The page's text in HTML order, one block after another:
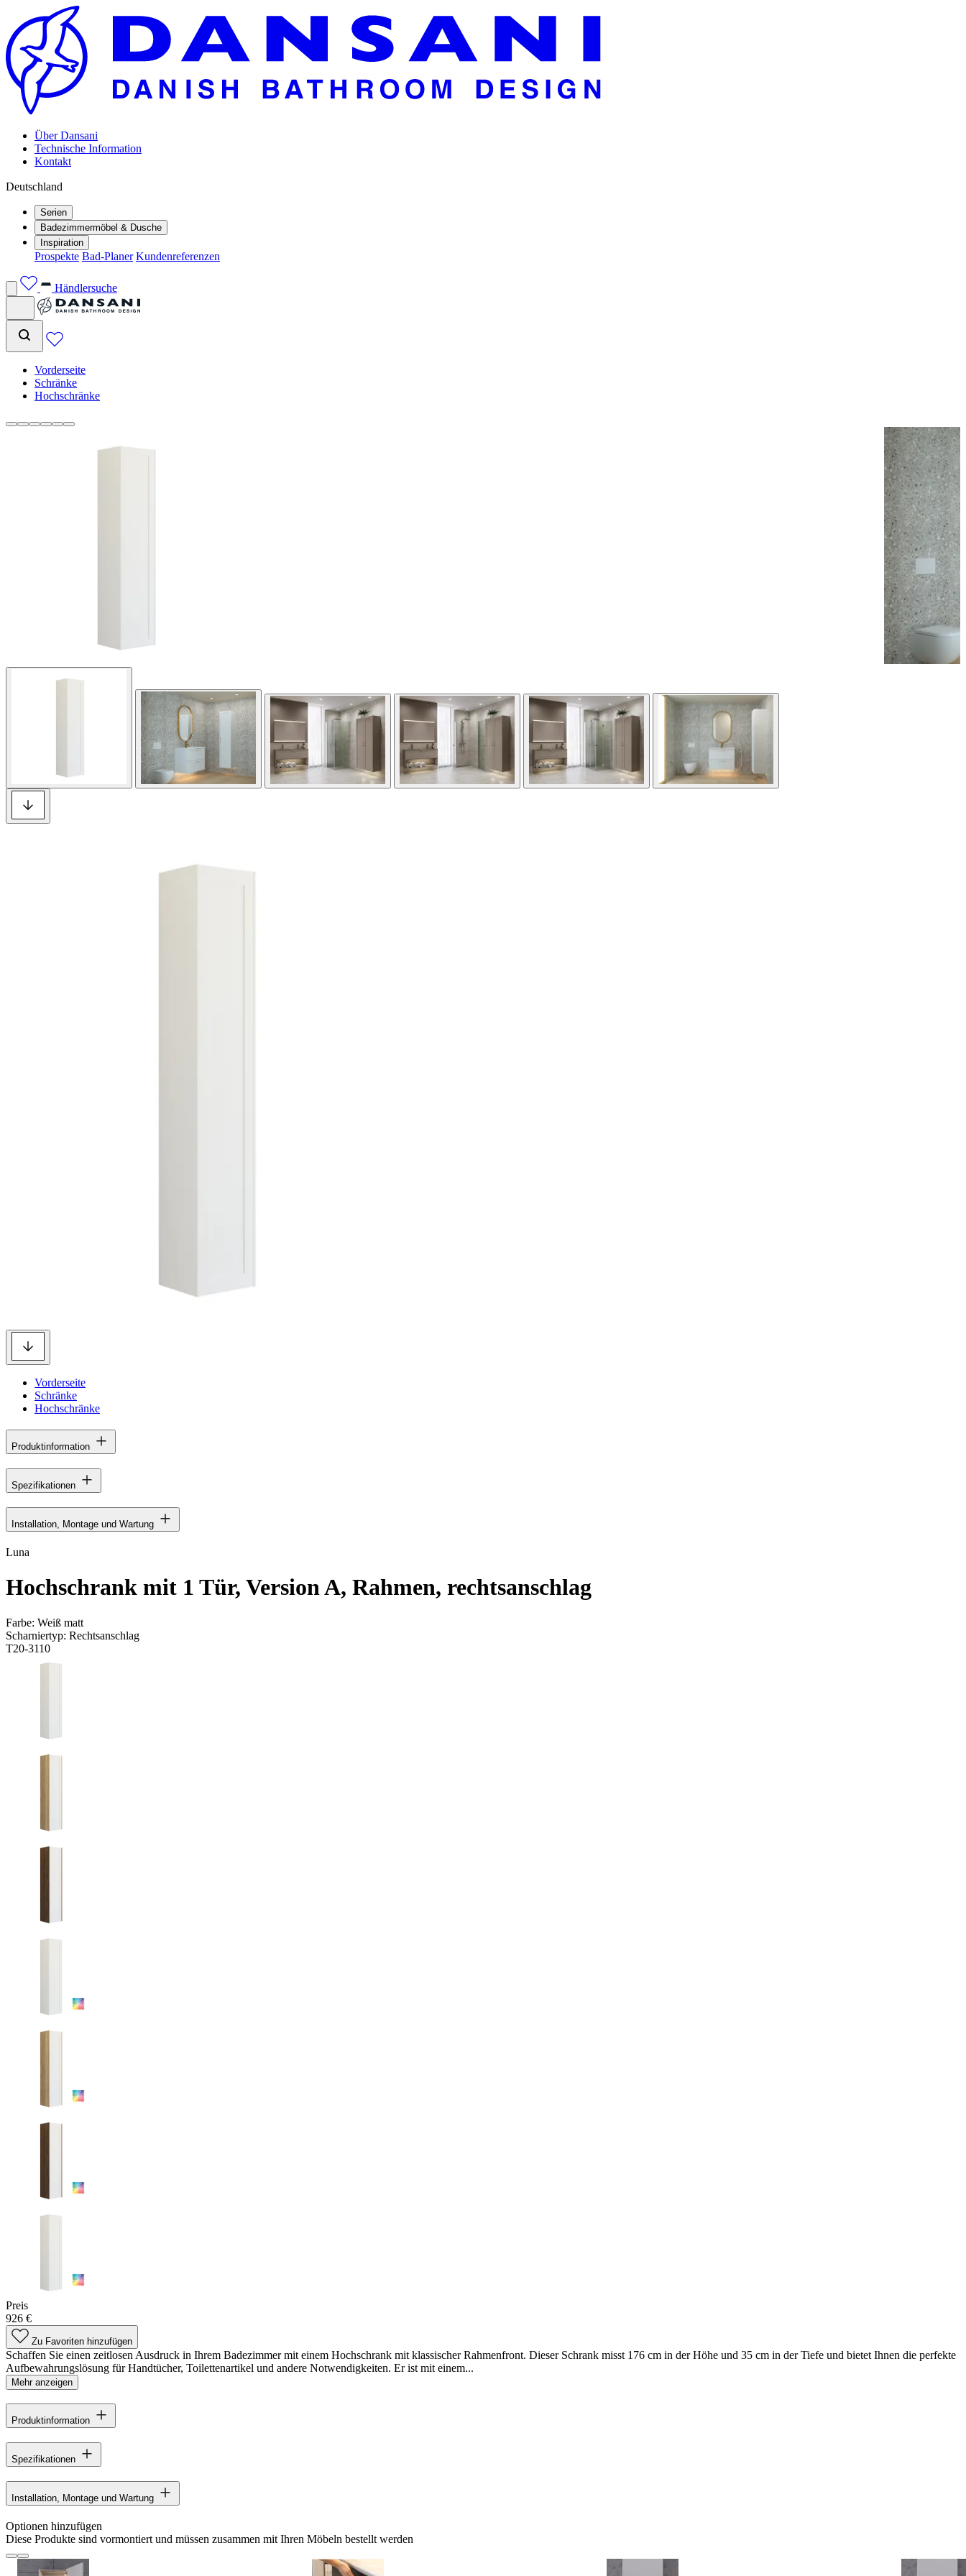
Über Dansani
Technische Information
Kontakt
Deutschland
Serien
Badezimmermöbel & Dusche
Inspiration
Prospekte Bad-Planer Kundenreferenzen
Händlersuche
Vorderseite
Schränke
Hochschränke
Vorderseite
Schränke
Hochschränke
Produktinformation
Spezifikationen
Installation, Montage und Wartung
Luna
Hochschrank mit 1 Tür, Version A, Rahmen, rechtsanschlag
Farbe: Weiß matt
Scharniertyp: Rechtsanschlag
T20-3110
Preis
926 €
Zu Favoriten hinzufügen
Schaffen Sie einen zeitlosen Ausdruck in Ihrem Badezimmer mit einem Hochschrank mit klassischer Rahmenfront. Dieser Schrank misst 176 cm in der Höhe und 35 cm in der Tiefe und bietet Ihnen die perfekte
Aufbewahrungslösung für Handtücher, Toilettenartikel und andere Notwendigkeiten. Er ist mit einem...
Mehr anzeigen
Produktinformation
Spezifikationen
Installation, Montage und Wartung
Optionen hinzufügen
Diese Produkte sind vormontiert und müssen zusammen mit Ihren Möbeln bestellt werden